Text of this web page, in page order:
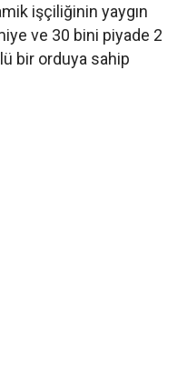
işçiliğinin yaygın
ve 30 bini piyade 2
bir orduya sahip